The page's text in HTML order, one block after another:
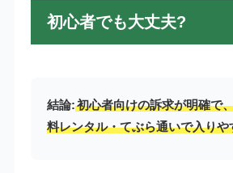
初心者でも大丈夫?
結論:初心者向けの訴求が明確で
料レンタル・てぶら通いで入りや